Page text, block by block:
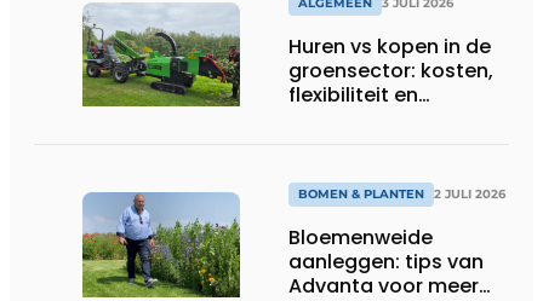
ALGEMEEN 3 JULI 2026
Huren vs kopen in de
groensector: kosten,
flexibiliteit en
BOMEN & PLANTEN 2 JULI 2026
Bloemenweide
aanleggen: tips van
Advanta voor meer